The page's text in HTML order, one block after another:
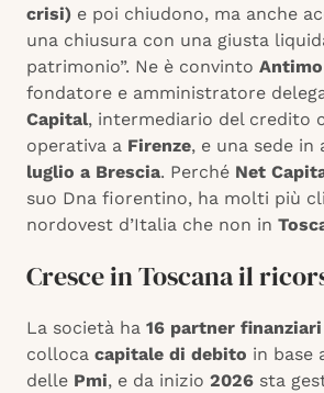
crisi) e poi chiudono, ma anche
una chiusura con una giusta
patrimonio”. Ne è convinto Antimo
fondatore e amministratore
Capital, intermediario del credito
operativa a Firenze, e una sede in
luglio a Brescia. Perché Net
suo Dna fiorentino, ha molti più
nordovest d’Italia che non in
Cresce in Toscana il
La società ha 16 partner finanziari
colloca capitale di debito in base
delle Pmi, e da inizio 2026 sta